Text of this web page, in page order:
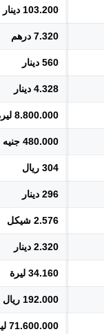
103.200 دينار
7.320 درهم
560 دينار
4.328 دينار
8.800.000 ليرة
480.000 جنيه
304 ريال
296 دينار
2.576 شيكل
2.320 دينار
34.160 ليرة
192.000 ريال
71.600.000 ليرة